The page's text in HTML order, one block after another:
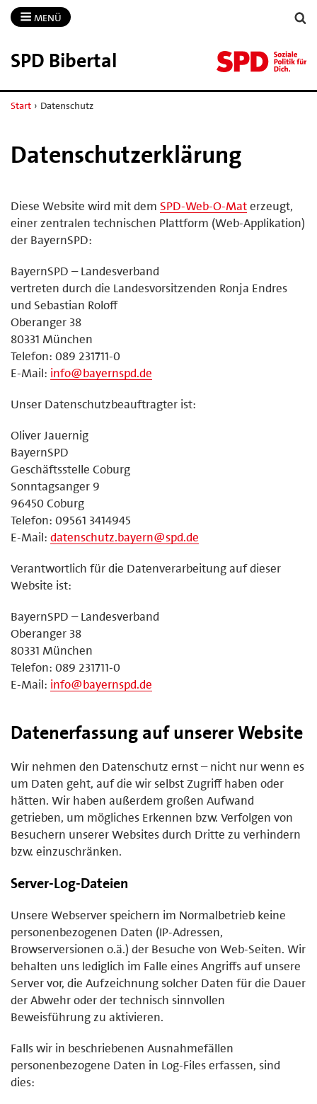
MENÜ
SPD Bibertal
Start › Datenschutz
Datenschutzerklärung
Diese Website wird mit dem SPD-Web-O-Materzeugt,
einer zentralen technischen Plattform (Web-Applikation)
der BayernSPD:
BayernSPD – Landesverband
vertreten durch die Landesvorsitzenden Ronja Endres
und Sebastian Roloff
Oberanger 38
80331 München
Telefon: 089 231711-0
E-Mail: info@bayernspd.de
Unser Datenschutzbeauftragter ist:
Oliver Jauernig
BayernSPD
Geschäftsstelle Coburg
Sonntagsanger 9
96450 Coburg
Telefon: 09561 3414945
E-Mail: datenschutz.bayern@spd.de
Verantwortlich für die Datenverarbeitung auf dieser
Website ist:
BayernSPD – Landesverband
Oberanger 38
80331 München
Telefon: 089 231711-0
E-Mail: info@bayernspd.de
Datenerfassung auf unserer Website
Wir nehmen den Datenschutz ernst – nicht nur wenn es
um Daten geht, auf die wir selbst Zugriff haben oder
hätten. Wir haben außerdem großen Aufwand
getrieben, um mögliches Erkennen bzw. Verfolgen von
Besuchern unserer Websites durch Dritte zu verhindern
bzw. einzuschränken.
Server-Log-Dateien
Unsere Webserver speichern im Normalbetrieb keine
personenbezogenen Daten (IP-Adressen,
Browserversionen o.ä.) der Besuche von Web-Seiten. Wir
behalten uns lediglich im Falle eines Angriffs auf unsere
Server vor, die Aufzeichnung solcher Daten für die Dauer
der Abwehr oder der technisch sinnvollen
Beweisführung zu aktivieren.
Falls wir in beschriebenen Ausnahmefällen
personenbezogene Daten in Log-Files erfassen, sind
dies: